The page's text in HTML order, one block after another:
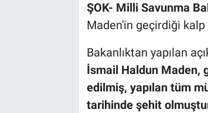
ŞOK- Milli Savunma
Maden'in geçirdiği
Bakanlıktan yapılan
İsmail Haldun Maden,
edilmiş, yapılan tüm
tarihinde şehit